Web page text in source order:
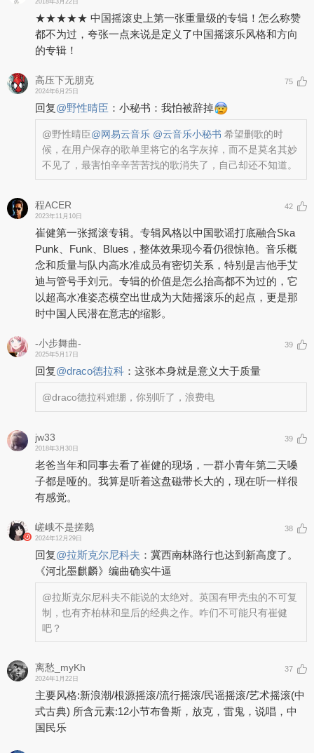
2018年3月22日
★★★★★ 中国摇滚史上第一张重量级的专辑！怎么称赞
都不为过，夸张一点来说是定义了中国摇滚乐风格和方向
的专辑！
高压下无朋克
2024年6月25日
75
回复@野性晴臣 ： 小秘书：我怕被辞掉
@野性晴臣@网易云音乐 @云音乐小秘书 希望删歌的时
候，在用户保存的歌单里将它的名字灰掉，而不是莫名其妙
不见了，最害怕辛辛苦苦找的歌消失了，自己却还不知道。
程ACER
2023年11月10日
42
崔健第一张摇滚专辑。专辑风格以中国歌谣打底融合Ska
Punk、Funk、Blues，整体效果现今看仍很惊艳。音乐概
念和质量与队内高水准成员有密切关系，特别是吉他手艾
迪与管号手刘元。专辑的价值是怎么抬高都不为过的，它
以超高水准姿态横空出世成为大陆摇滚乐的起点，更是那
时中国人民潜在意志的缩影。
-小步舞曲-
2025年5月17日
39
回复@draco德拉科 ： 这张本身就是意义大于质量
@draco德拉科难绷，你别听了，浪费电
jw33
2018年3月30日
39
老爸当年和同事去看了崔健的现场，一群小青年第二天嗓
子都是哑的。我算是听着这盘磁带长大的，现在听一样很
有感觉。
嵯峨不是搓鹅
2024年12月29日
38
回复@拉斯克尔尼科夫 ： 冀西南林路行也达到新高度了。
《河北墨麒麟》编曲确实牛逼
@拉斯克尔尼科夫不能说的太绝对。英国有甲壳虫的不可复
制，也有齐柏林和皇后的经典之作。咋们不可能只有崔健
吧？
离愁_myKh
2024年1月22日
37
主要风格:新浪潮/根源摇滚/流行摇滚/民谣摇滚/艺术摇滚(中
式古典) 所含元素:12小节布鲁斯，放克，雷鬼，说唱，中
国民乐